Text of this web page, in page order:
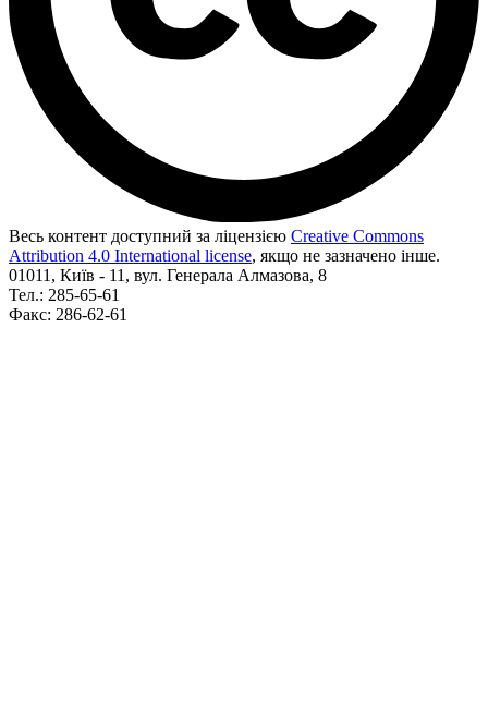
Весь контент доступний за ліцензією Creative Commons
Attribution 4.0 International license, якщо не зазначено інше.
01011, Київ - 11, вул. Генерала Алмазова, 8
Тел.: 285-65-61
Факс: 286-62-61